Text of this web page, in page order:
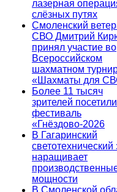
лазерная
слёзных путях
Смоленский
СВО Дмитрий
принял участие во
Всероссийском
шахматном
«Шахматы для
Более 11 тысяч
зрителей посетили
фестиваль
«Гнёздово-2026
В Гагаринский
светотехнический
наращивает
мощности